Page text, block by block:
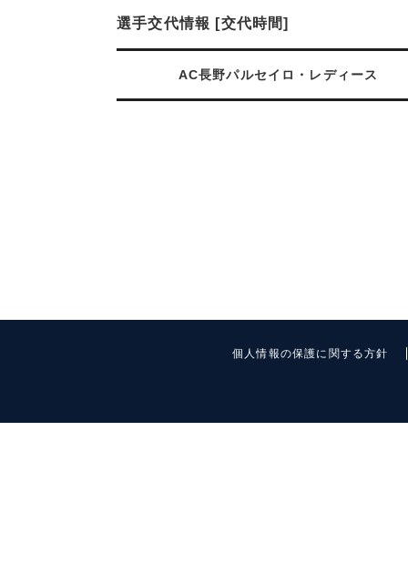
選手交代情報 [交代時間]
AC長野パルセイロ・レディース
個人情報の保護に関する方針